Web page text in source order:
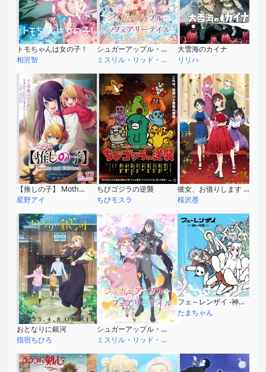
トモちゃんは女の子！
相沢智
シュガーアップル・フェアリーテイル
ミスリル・リッド・ポッド
大雪海のカイナ
リリハ
【推しの子】 Mother and Children
星野アイ
ちびゴジラの逆襲
ちびモスラ
彼女、お借りします 第3期
桜沢墨
おとなりに銀河
指宿ちひろ
シュガーアップル・フェアリーテイル 第2クール
ミスリル・リッド・ポッド
フェ～レンザイ -神さまの日常-
たまちゃん